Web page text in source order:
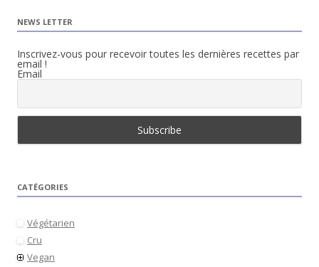
NEWS LETTER
Inscrivez-vous pour recevoir toutes les dernières recettes par
email !
Email
CATÉGORIES
Végétarien
Cru
Vegan